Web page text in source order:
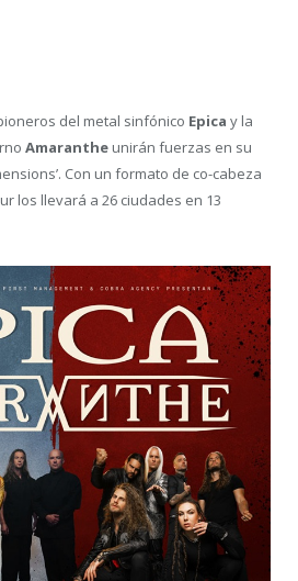
del metal sinfónico Epica y la
Amaranthe unirán fuerzas en su
Con un formato de co-cabeza
los llevará a 26 ciudades en 13